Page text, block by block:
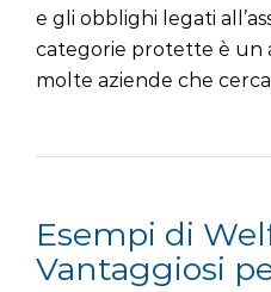
e gli obblighi legati
categorie protette è un
molte aziende che
Esempi di
Vantaggiosi